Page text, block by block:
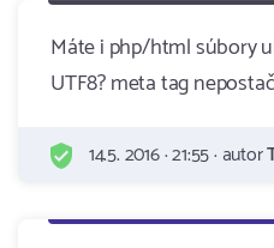
Máte i php/html súbory
UTF8? meta tag
14.5. 2016 · 21:55 · autor